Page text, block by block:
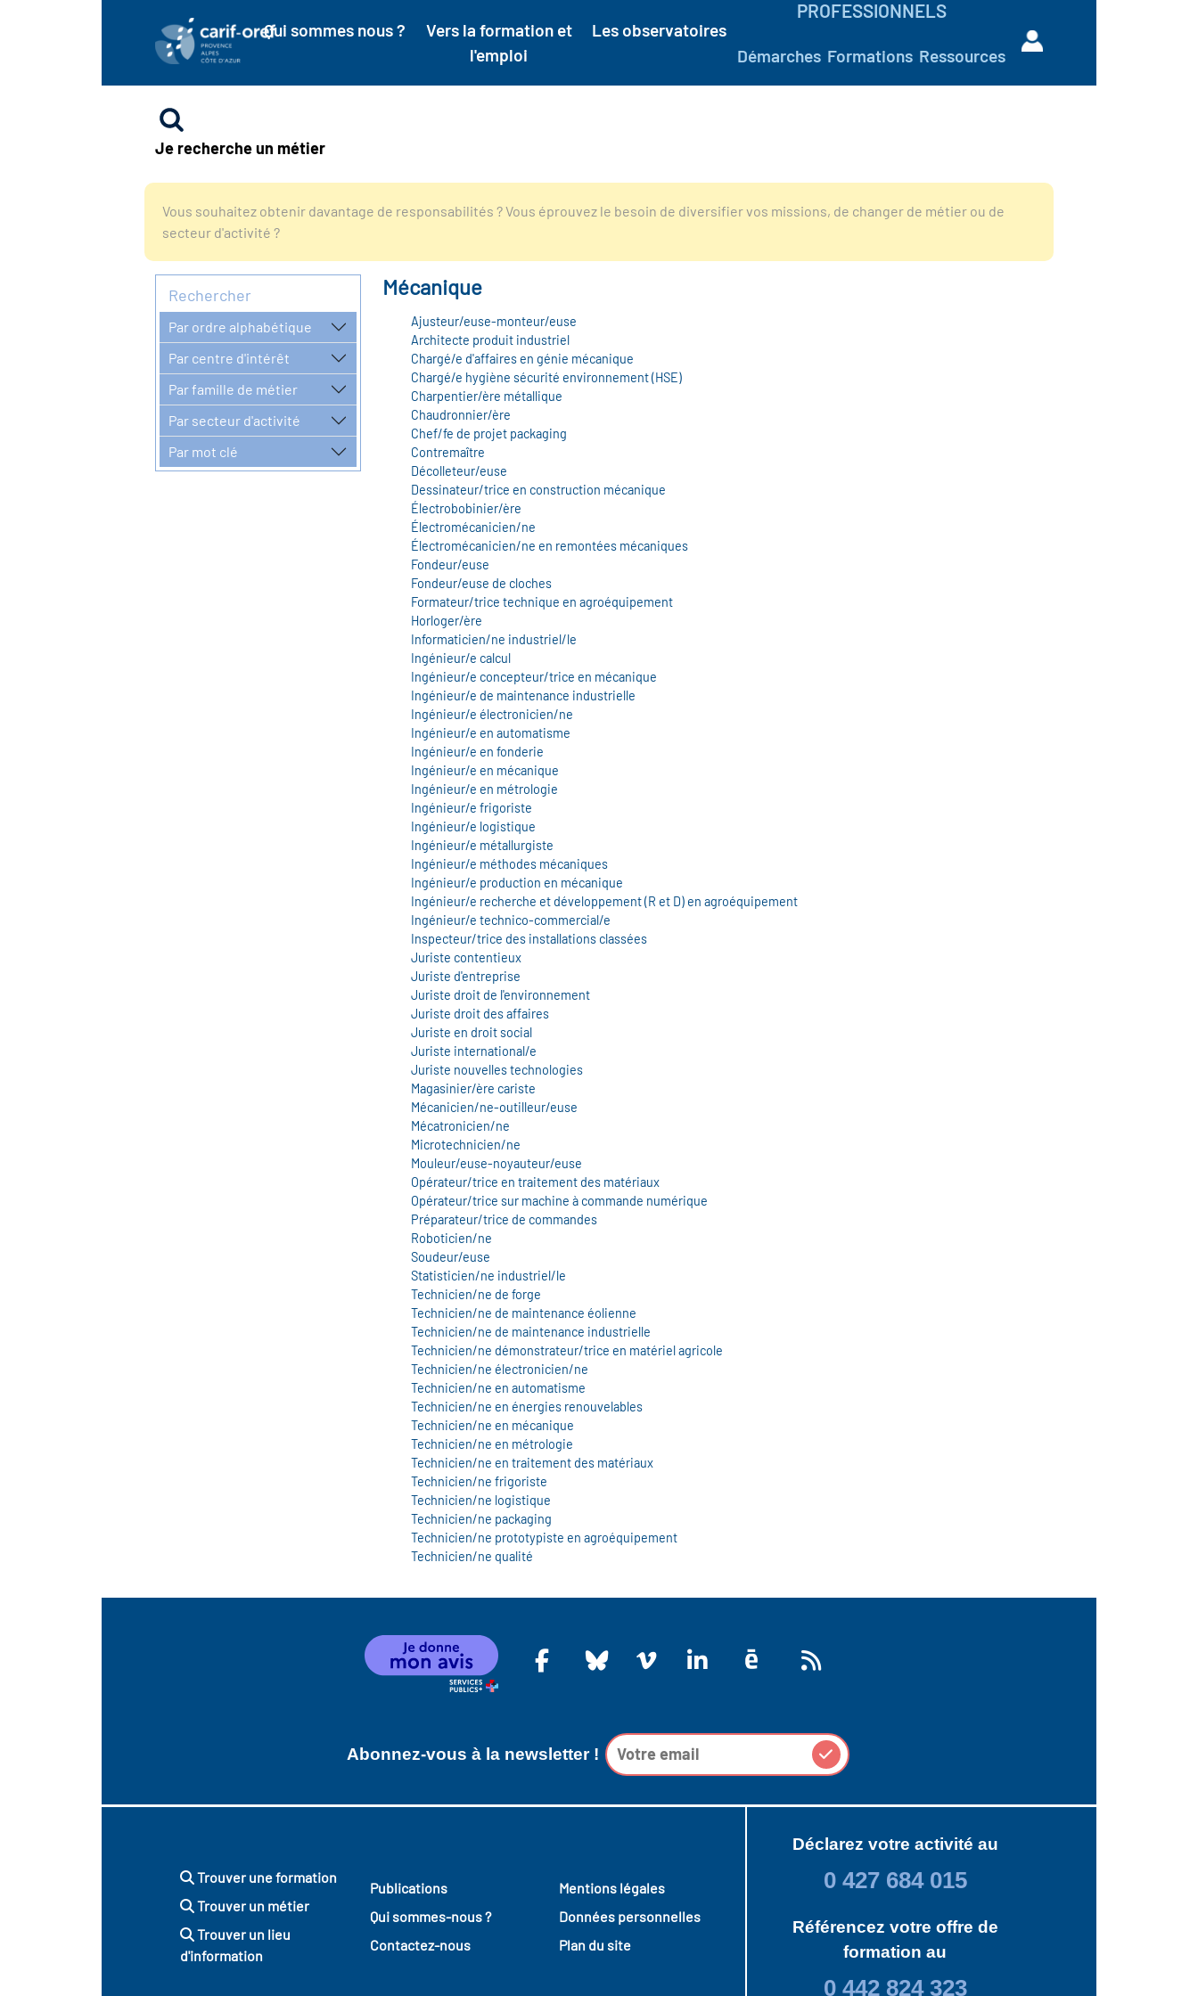
Qui sommes nous ?
Vers la formation et
l'emploi
Les observatoires
PROFESSIONNELS
Démarches Formations Ressources
Je recherche un métier
Vous souhaitez obtenir davantage de responsabilités ? Vous éprouvez le besoin de diversifier vos missions, de changer de métier ou de
secteur d'activité ?
Rechercher
Par ordre alphabétique
Par centre d'intérêt
Par famille de métier
Par secteur d'activité
Par mot clé
Mécanique
Ajusteur/euse-monteur/euse
Architecte produit industriel
Chargé/e d'affaires en génie mécanique
Chargé/e hygiène sécurité environnement (HSE)
Charpentier/ère métallique
Chaudronnier/ère
Chef/fe de projet packaging
Contremaître
Décolleteur/euse
Dessinateur/trice en construction mécanique
Électrobobinier/ère
Électromécanicien/ne
Électromécanicien/ne en remontées mécaniques
Fondeur/euse
Fondeur/euse de cloches
Formateur/trice technique en agroéquipement
Horloger/ère
Informaticien/ne industriel/le
Ingénieur/e calcul
Ingénieur/e concepteur/trice en mécanique
Ingénieur/e de maintenance industrielle
Ingénieur/e électronicien/ne
Ingénieur/e en automatisme
Ingénieur/e en fonderie
Ingénieur/e en mécanique
Ingénieur/e en métrologie
Ingénieur/e frigoriste
Ingénieur/e logistique
Ingénieur/e métallurgiste
Ingénieur/e méthodes mécaniques
Ingénieur/e production en mécanique
Ingénieur/e recherche et développement (R et D) en agroéquipement
Ingénieur/e technico-commercial/e
Inspecteur/trice des installations classées
Juriste contentieux
Juriste d'entreprise
Juriste droit de l'environnement
Juriste droit des affaires
Juriste en droit social
Juriste international/e
Juriste nouvelles technologies
Magasinier/ère cariste
Mécanicien/ne-outilleur/euse
Mécatronicien/ne
Microtechnicien/ne
Mouleur/euse-noyauteur/euse
Opérateur/trice en traitement des matériaux
Opérateur/trice sur machine à commande numérique
Préparateur/trice de commandes
Roboticien/ne
Soudeur/euse
Statisticien/ne industriel/le
Technicien/ne de forge
Technicien/ne de maintenance éolienne
Technicien/ne de maintenance industrielle
Technicien/ne démonstrateur/trice en matériel agricole
Technicien/ne électronicien/ne
Technicien/ne en automatisme
Technicien/ne en énergies renouvelables
Technicien/ne en mécanique
Technicien/ne en métrologie
Technicien/ne en traitement des matériaux
Technicien/ne frigoriste
Technicien/ne logistique
Technicien/ne packaging
Technicien/ne prototypiste en agroéquipement
Technicien/ne qualité
Abonnez-vous à la newsletter !
Trouver une formation
Trouver un métier
Trouver un lieu
d'information
Publications
Qui sommes-nous ?
Contactez-nous
Mentions légales
Données personnelles
Plan du site
Déclarez votre activité au
0 427 684 015
Référencez votre offre de
formation au
0 442 824 323